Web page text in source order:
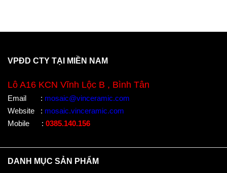
VPĐD CTY TẠI MIỀN NAM
Lô A16 KCN Vĩnh Lộc B , Bình Tân
Email : mosaic@vinceramic.com
Website
: mosaic.vinceramic.com
Mobile
: 0385.140.156
DANH MỤC SẢN PHẨM